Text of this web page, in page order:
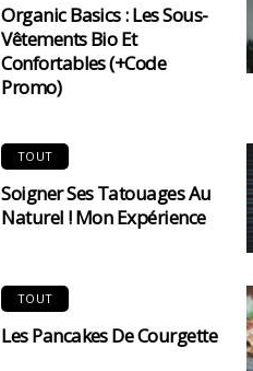
Organic Basics : Les Sous-
Vêtements Bio Et
Confortables (+code
Promo)
TOUT
Soigner Ses Tatouages Au
Naturel ! Mon Expérience
TOUT
Les Pancakes De Courgette